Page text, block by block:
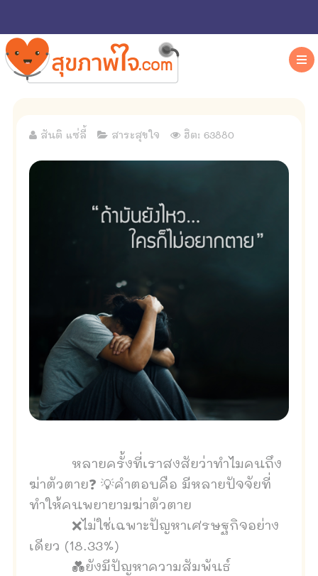
สันติ แซ่ลี้ สาระสุขใจ ฮิต: 63880
หลายครั้งที่เราสงสัยว่าทำไมคนถึง
ฆ่าตัวตาย❓ 💡คำตอบคือ มีหลายปัจจัยที่
ทำให้คนพยายามฆ่าตัวตาย
❌ไม่ใช่เฉพาะปัญหาเศรษฐกิจอย่าง
เดียว (18.33%)
💑ยังมีปัญหาความสัมพันธ์